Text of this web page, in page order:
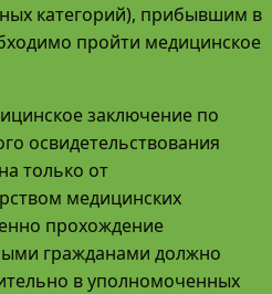
категорий), прибывшим в
пройти медицинское
заключение по
освидетельствования
только от
медицинских
прохождение
гражданами должно
в уполномоченных